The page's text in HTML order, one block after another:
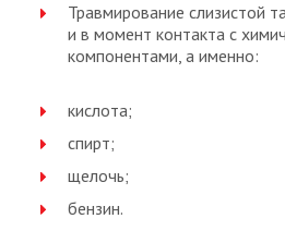
Травмирование слизистой
и в момент контакта с
компонентами, а именно:
кислота;
спирт;
щелочь;
бензин.